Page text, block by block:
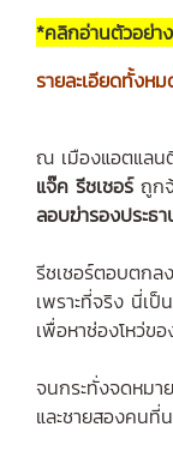
*คลิกอ่านตัวอย่า
รายละเอียดทั้งห
ณ เมืองแอตแลน
แจ๊ค รีชเชอร์ถูกจ้
ลอบฆ่ารองประธ
รีชเชอร์ตอบตกล
เพราะที่จริง นี่เ
เพื่อหาช่องโหว่ข
จนกระทั่งจดหมา
และชายสองคนที่